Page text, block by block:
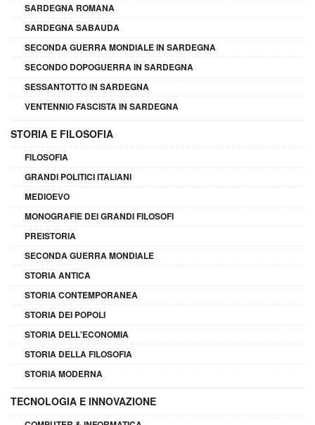
SARDEGNA ROMANA
SARDEGNA SABAUDA
SECONDA GUERRA MONDIALE IN SARDEGNA
SECONDO DOPOGUERRA IN SARDEGNA
SESSANTOTTO IN SARDEGNA
VENTENNIO FASCISTA IN SARDEGNA
STORIA E FILOSOFIA
FILOSOFIA
GRANDI POLITICI ITALIANI
MEDIOEVO
MONOGRAFIE DEI GRANDI FILOSOFI
PREISTORIA
SECONDA GUERRA MONDIALE
STORIA ANTICA
STORIA CONTEMPORANEA
STORIA DEI POPOLI
STORIA DELL'ECONOMIA
STORIA DELLA FILOSOFIA
STORIA MODERNA
TECNOLOGIA E INNOVAZIONE